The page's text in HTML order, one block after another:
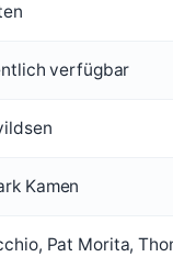
verfügbar
Kamen
Pat Morita,